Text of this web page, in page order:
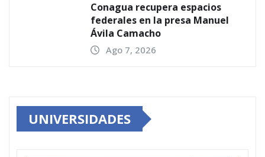
Conagua recupera espacios
federales en la presa Manuel
Ávila Camacho
Ago 7, 2026
UNIVERSIDADES